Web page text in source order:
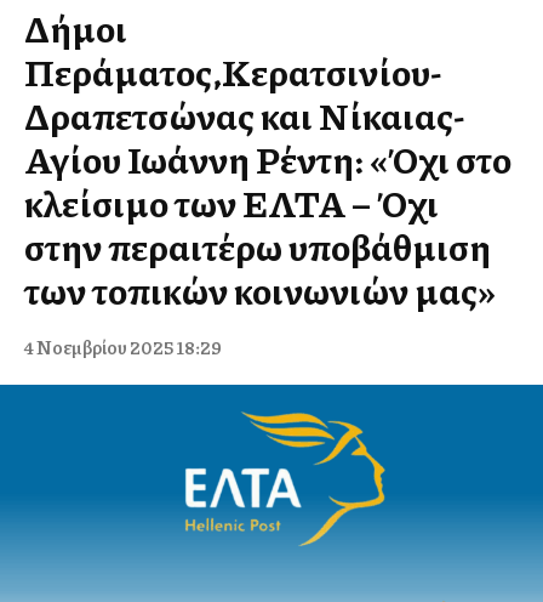
Δήμοι
Περάματος,Κερατσινίου-
Δραπετσώνας και Νίκαιας-
Αγίου Ιωάννη Ρέντη: «Όχι στο
κλείσιμο των ΕΛΤΑ – Όχι
στην περαιτέρω υποβάθμιση
των τοπικών κοινωνιών μας»
4 Νοεμβρίου 2025 18:29